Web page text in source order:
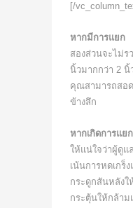
[/
หากมีการแยก
สองส่วนจะไม่
นิ้วมากกว่า 2 นิ้
คุณสามารถสอ
ข้างลึก
หากเกิดการแย
ให้แน่ใจว่าผู้ดูแ
เน้นการหดเกร็
กระดูกสันหลังใ
กระตุ้นให้กล้าม